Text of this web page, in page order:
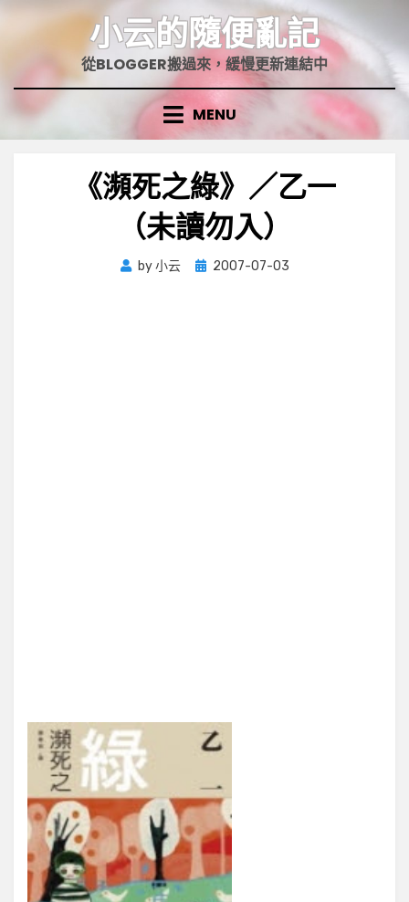
小云的隨便亂記
從BLOGGER搬過來，緩慢更新連結中
MENU
《瀕死之綠》／乙一
（未讀勿入）
by小云
Posted
2007-07-03